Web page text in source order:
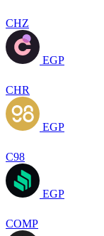
CHZ
EGP
CHR
EGP
C98
EGP
COMP